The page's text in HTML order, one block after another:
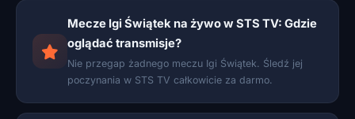
Mecze Igi Świątek na żywo w STS TV: Gdzie
oglądać transmisje?
Nie przegap żadnego meczu Igi Świątek. Śledź jej
poczynania w STS TV całkowicie za darmo.